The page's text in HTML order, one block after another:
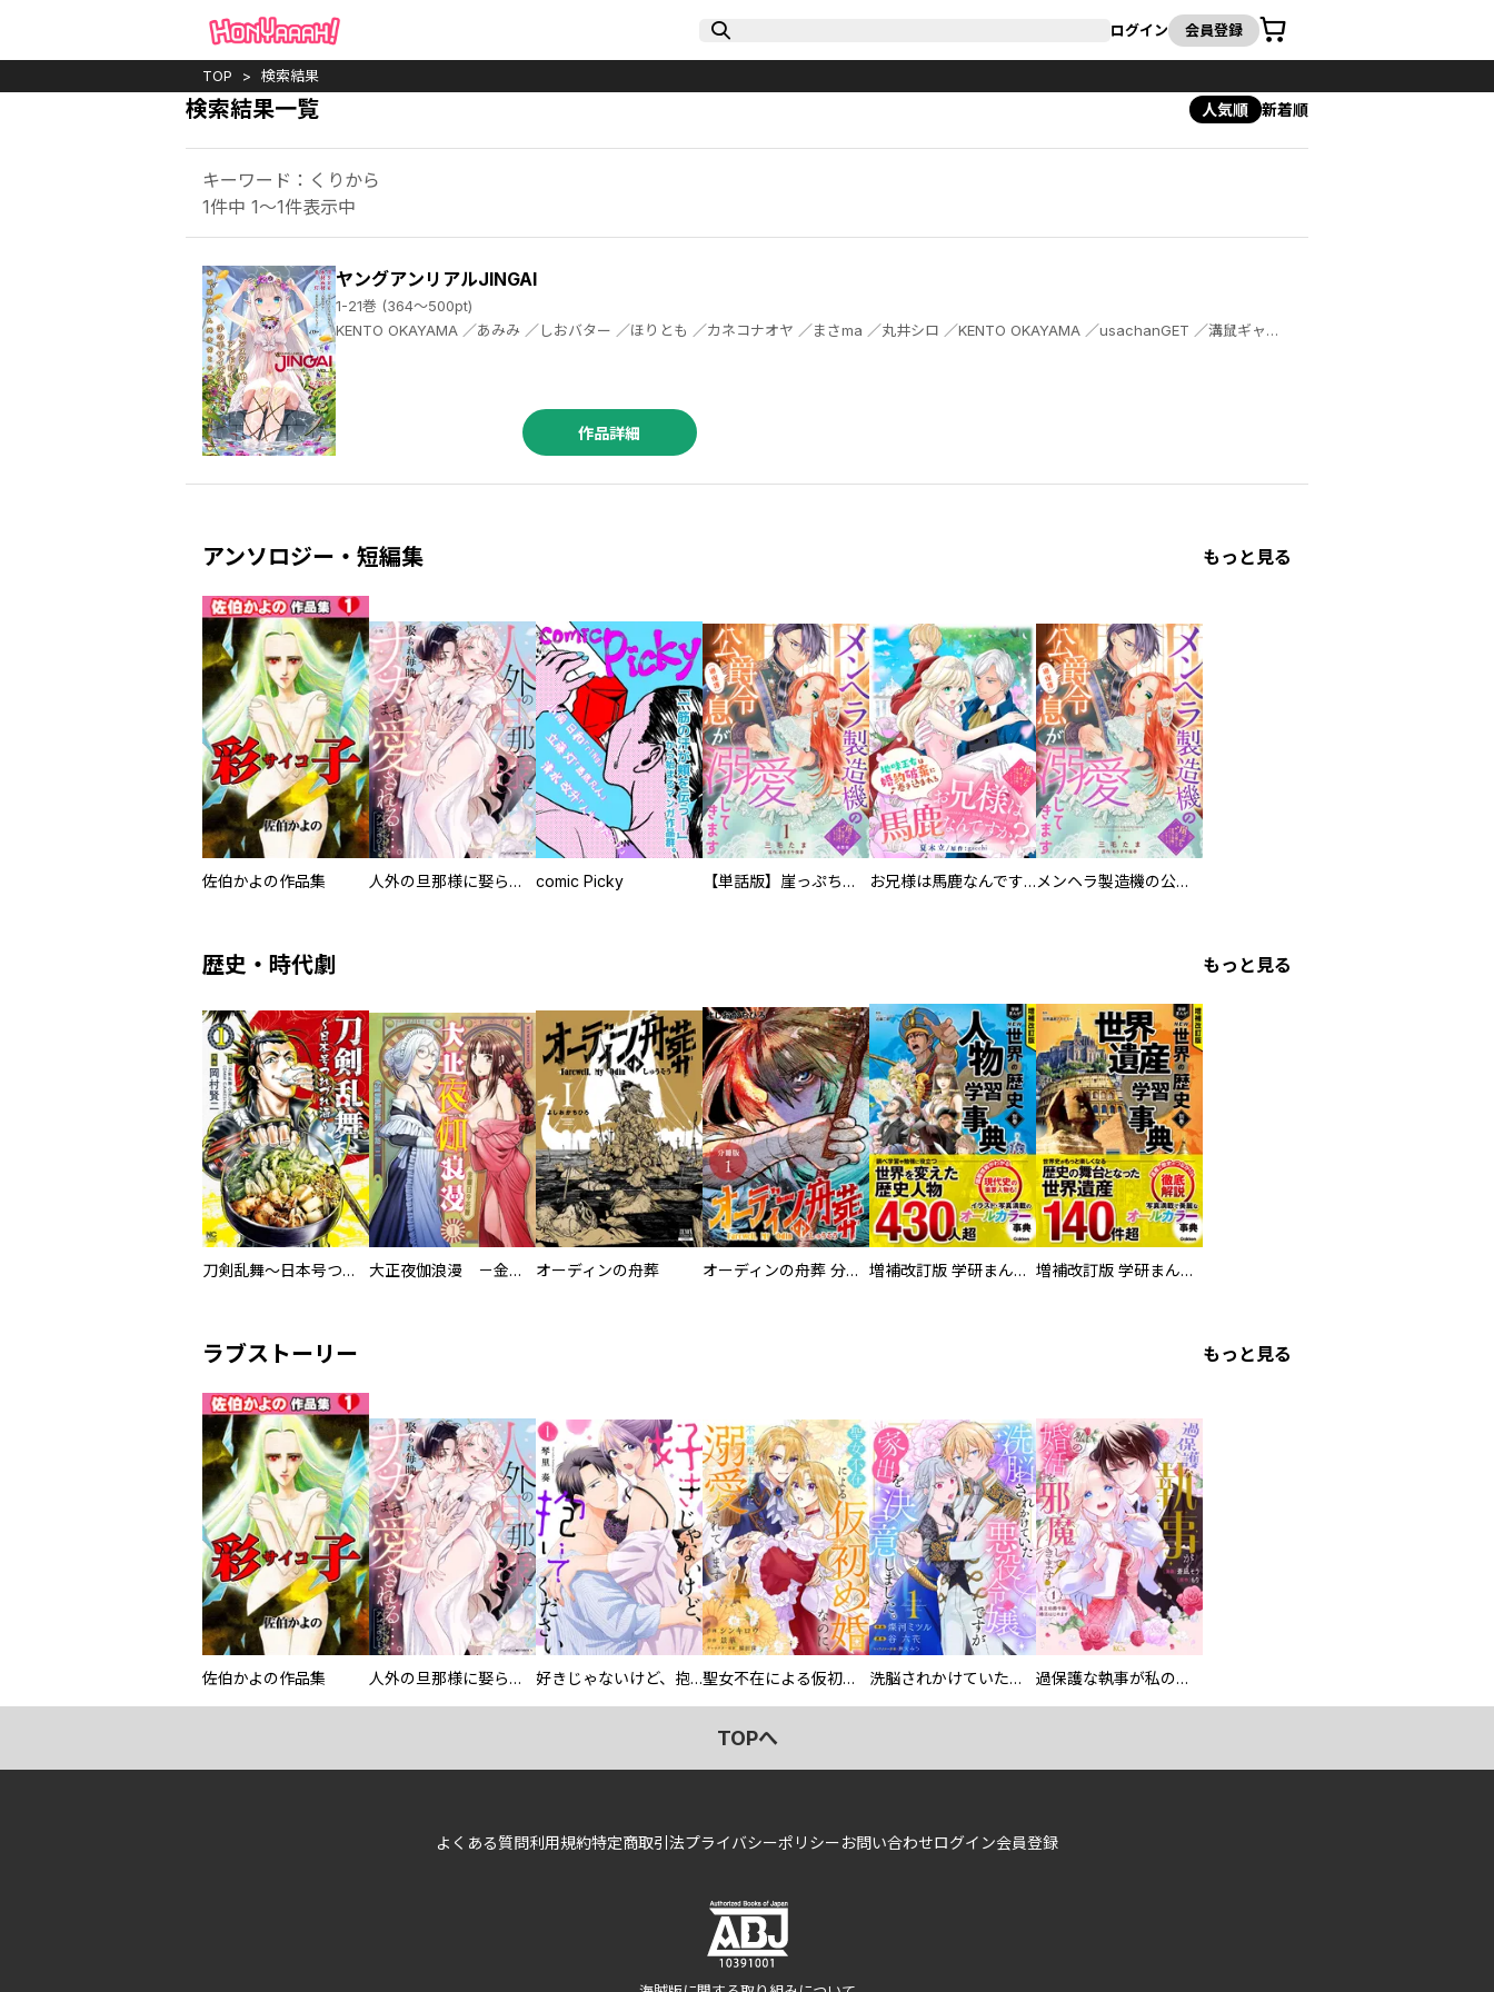
ログイン 会員登録
カート
TOP 検索結果
検索結果一覧 人気順 新着順
キーワード：くりから
1件中 1～1件表示中
ヤングアンリアルJINGAI
1-21巻 (364～500pt)
KENTO OKAYAMA ／あみみ ／しおバター ／ほりとも ／カネコナオヤ ／まさma ／丸井シロ ／KENTO OKAYAMA ／usachanGET ／溝鼠ギャン ／てるを ／あまがえる ／あみみ ／木材石材 ／おきつぐ ／あんのあーの ／うまくち醤油 ／羅ぶい ／溝鼠ギャ ／まさma ／くりから ／白金宵 ／こぐまのジョーイ ／KENTOOKAYAMA ／ゐおり ／こーやふ ／幸灯 ／ぜいよん ／ねこめたる ／れいなま ／らくじん ／KENTO OKAYAMA ／ディメトロ ／ヤマアラシ ／丸井シロ ／まさma ／溝鼠ギャン ／内藤キララ ／鱈 ／梅原うめ
作品詳細
アンソロジー・短編集 もっと見る
佐伯かよの作品集 人外の旦那様に娶られ毎晩ナカまで愛される…。アンソロジー comic Picky 【単話版】崖っぷち令嬢ですが、意地と策略で幸せになります！シリーズ お兄様は馬鹿なんですか？～地味王女は婚約破棄に巻き込まれる～ メンヘラ製造機の公爵令息（過保護）が溺愛してきます
歴史・時代劇 もっと見る
刀剣乱舞～日本号つれづれ酒～ 大正夜伽浪漫 －金曜日の花嫁— オーディンの舟葬 オーディンの舟葬 分冊版 増補改訂版 学研まんが NEW世界の歴史 別巻 人物学習事典 増補改訂版 学研まんが NEW世界の歴史 別巻 世界遺産学習事典
ラブストーリー もっと見る
佐伯かよの作品集 人外の旦那様に娶られ毎晩ナカまで愛される…。アンソロジー 好きじゃないけど、抱いてください【電子単行本版／特典おまけ付き】 聖女不在による仮初め婚なのに、不器用な王太子に溺愛されています【電子単行本版／特典おまけ付き】 洗脳されかけていた悪役令嬢ですが家出を決意しました。【電子単行本版／特典おまけ付き】 過保護な執事が私の婚活を邪魔してきます！ 分冊版
TOPへ
よくある質問利用規約特定商取引法プライバシーポリシーお問い合わせログイン会員登録